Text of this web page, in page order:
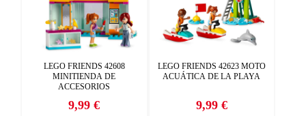
LEGO FRIENDS 42608
MINITIENDA DE
ACCESORIOS
Precio
9,99 €
LEGO FRIENDS 42623 MOTO
ACUÁTICA DE LA PLAYA
Precio
9,99 €